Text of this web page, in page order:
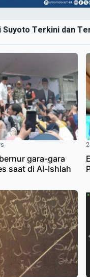
Terkini dan
gara-gara
saat di Al-Ishlah